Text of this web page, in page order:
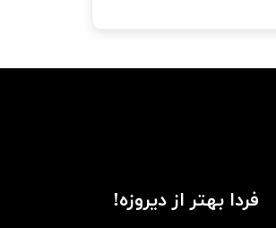
فردا بهتر از دیروزه!